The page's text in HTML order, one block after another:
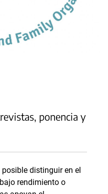
ponencia y
distinguir en el
rendimiento o